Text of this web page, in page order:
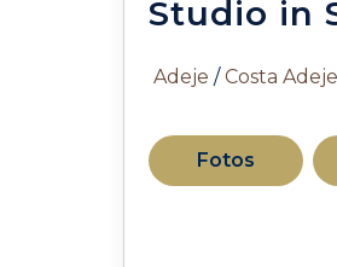
Studio in
Adeje /Costa Adeje
Fotos